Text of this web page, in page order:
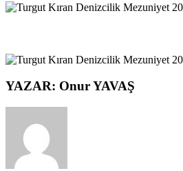
YAZAR: Onur YAVAŞ